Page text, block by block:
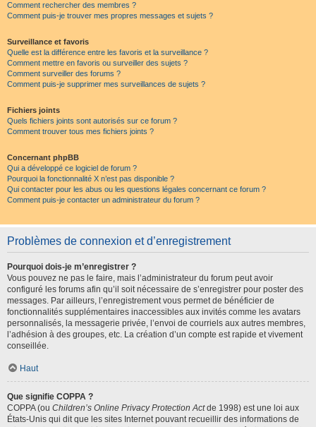
Comment rechercher des membres ?
Comment puis-je trouver mes propres messages et sujets ?
Surveillance et favoris
Quelle est la différence entre les favoris et la surveillance ?
Comment mettre en favoris ou surveiller des sujets ?
Comment surveiller des forums ?
Comment puis-je supprimer mes surveillances de sujets ?
Fichiers joints
Quels fichiers joints sont autorisés sur ce forum ?
Comment trouver tous mes fichiers joints ?
Concernant phpBB
Qui a développé ce logiciel de forum ?
Pourquoi la fonctionnalité X n’est pas disponible ?
Qui contacter pour les abus ou les questions légales concernant ce forum ?
Comment puis-je contacter un administrateur du forum ?
Problèmes de connexion et d’enregistrement
Pourquoi dois-je m’enregistrer ?
Vous pouvez ne pas le faire, mais l’administrateur du forum peut avoir
configuré les forums afin qu’il soit nécessaire de s’enregistrer pour poster des
messages. Par ailleurs, l’enregistrement vous permet de bénéficier de
fonctionnalités supplémentaires inaccessibles aux invités comme les avatars
personnalisés, la messagerie privée, l’envoi de courriels aux autres membres,
l’adhésion à des groupes, etc. La création d’un compte est rapide et vivement
conseillée.
Haut
Que signifie COPPA ?
COPPA (ou Children’s Online Privacy Protection Actde 1998) est une loi aux
États-Unis qui dit que les sites Internet pouvant recueillir des informations de